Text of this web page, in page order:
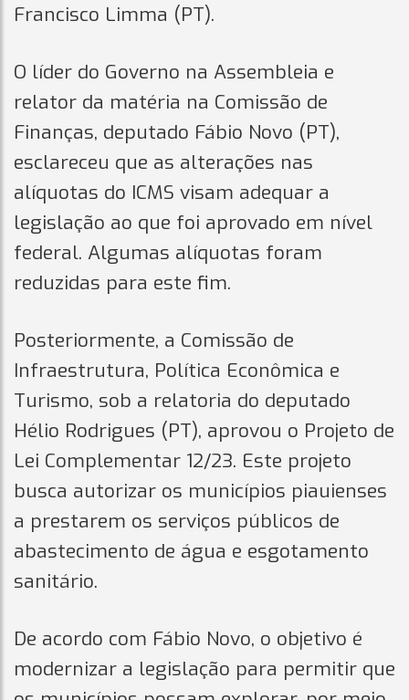
Francisco Limma (PT).
O líder do Governo na Assembleia e
relator da matéria na Comissão de
Finanças, deputado Fábio Novo (PT),
esclareceu que as alterações nas
alíquotas do ICMS visam adequar a
legislação ao que foi aprovado em nível
federal. Algumas alíquotas foram
reduzidas para este fim.
Posteriormente, a Comissão de
Infraestrutura, Política Econômica e
Turismo, sob a relatoria do deputado
Hélio Rodrigues (PT), aprovou o Projeto de
Lei Complementar 12/23. Este projeto
busca autorizar os municípios piauienses
a prestarem os serviços públicos de
abastecimento de água e esgotamento
sanitário.
De acordo com Fábio Novo, o objetivo é
modernizar a legislação para permitir que